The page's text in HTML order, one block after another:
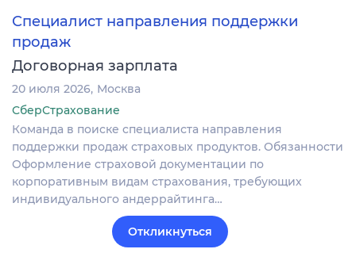
Специалист направления поддержки
продаж
Договорная зарплата
20 июля 2026 Москва
СберСтрахование
Команда в поиске специалиста направления
поддержки продаж страховых продуктов. Обязанности
Оформление страховой документации по
корпоративным видам страхования, требующих
индивидуального андеррайтинга…
Откликнуться